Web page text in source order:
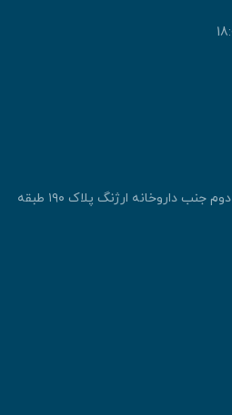
آدرس: تهران، تهرانپارس، فلکه دوم جنب داروخانه ارژنگ پلاک ۱۹۰ طبقه